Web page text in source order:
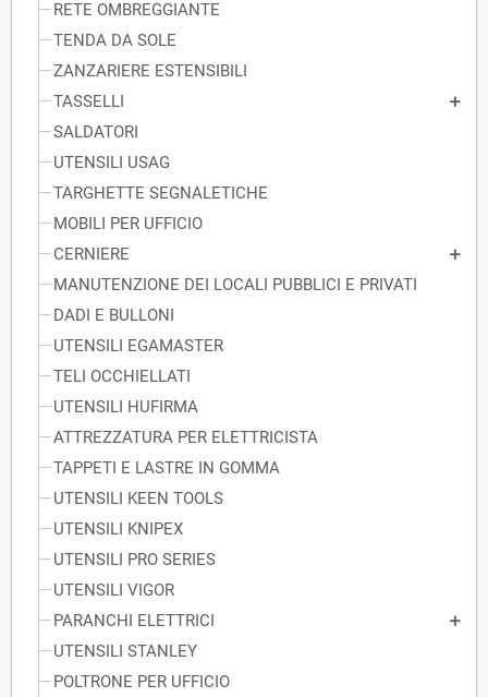
RETE OMBREGGIANTE
TENDA DA SOLE
ZANZARIERE ESTENSIBILI
TASSELLI
SALDATORI
UTENSILI USAG
TARGHETTE SEGNALETICHE
MOBILI PER UFFICIO
CERNIERE
MANUTENZIONE DEI LOCALI PUBBLICI E PRIVATI
DADI E BULLONI
UTENSILI EGAMASTER
TELI OCCHIELLATI
UTENSILI HUFIRMA
ATTREZZATURA PER ELETTRICISTA
TAPPETI E LASTRE IN GOMMA
UTENSILI KEEN TOOLS
UTENSILI KNIPEX
UTENSILI PRO SERIES
UTENSILI VIGOR
PARANCHI ELETTRICI
UTENSILI STANLEY
POLTRONE PER UFFICIO